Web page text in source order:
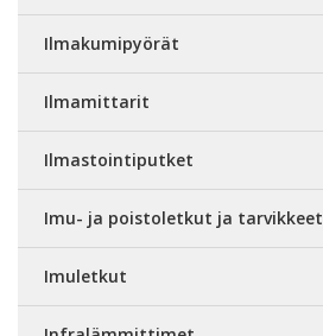
Ilmakumipyörät
Ilmamittarit
Ilmastointiputket
Imu- ja poistoletkut ja tarvikkeet
Imuletkut